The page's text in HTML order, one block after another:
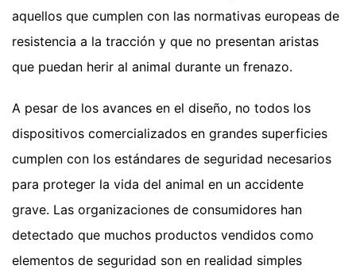
aquellos que cumplen con las normativas europeas de
resistencia a la tracción y que no presentan aristas
que puedan herir al animal durante un frenazo.
A pesar de los avances en el diseño, no todos los
dispositivos comercializados en grandes superficies
cumplen con los estándares de seguridad necesarios
para proteger la vida del animal en un accidente
grave. Las organizaciones de consumidores han
detectado que muchos productos vendidos como
elementos de seguridad son en realidad simples